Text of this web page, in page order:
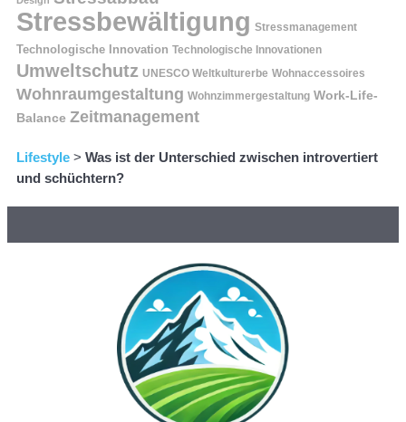
Stressbewältigung Stressmanagement
Technologische Innovation Technologische Innovationen
Umweltschutz UNESCO Weltkulturerbe Wohnaccessoires
Wohnraumgestaltung Wohnzimmergestaltung Work-Life-
Balance Zeitmanagement
Lifestyle > Was ist der Unterschied zwischen introvertiert
und schüchtern?